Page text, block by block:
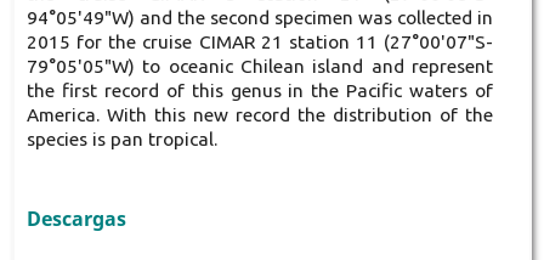
94°05'49"W) and the second specimen was collected in
2015 for the cruise CIMAR 21 station 11 (27°00'07"S-
79°05'05"W) to oceanic Chilean island and represent
the first record of this genus in the Pacific waters of
America. With this new record the distribution of the
species is pan tropical.
Descargas